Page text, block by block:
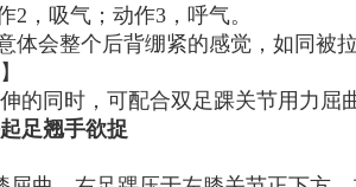
2，吸气；动作3，呼气。
体会整个后背绷紧的感觉，如同被
的同时，可配合双足踝关节用力
足翘手欲捉